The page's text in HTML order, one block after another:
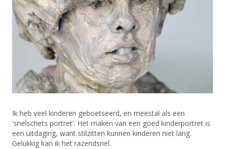
Ik heb veel kinderen geboetseerd, en meestal als een
'snelschets portret'. Het maken van een goed kinderportret is
een uitdaging, want stilzitten kunnen kinderen niet lang.
Gelukkig kan ik het razendsnel.